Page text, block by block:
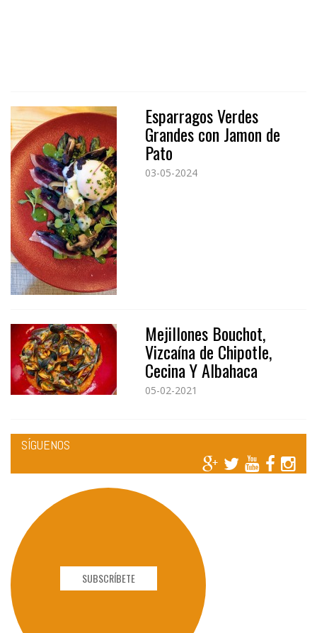
Esparragos Verdes
Grandes con Jamon de
Pato
03-05-2024
Mejillones Bouchot,
Vizcaína de Chipotle,
Cecina Y Albahaca
05-02-2021
SÍGUENOS
SUBSCRÍBETE